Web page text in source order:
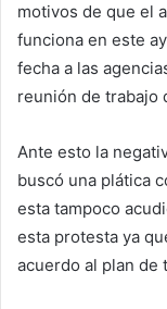
motivos de que el
funciona en este
fecha a las
reunión de trabajo
Ante esto la
buscó una plática
esta tampoco
esta protesta ya
acuerdo al plan de